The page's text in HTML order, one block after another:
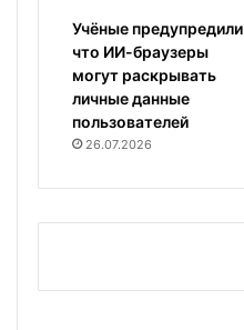
Учёные предупредили
что ИИ-браузеры
могут раскрывать
личные данные
пользователей
26.07.2026